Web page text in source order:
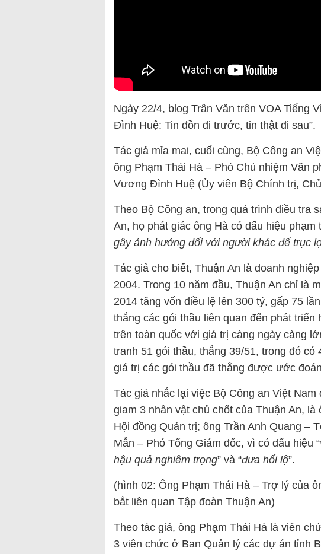
Ngày 22/4, blog Trân Văn trên VOA Tiếng
Đình Huệ: Tin đồn đi trước, tin thật đi sau”.
Tác giả mỉa mai, cuối cùng, Bộ Công an
ông Phạm Thái Hà – Phó Chủ nhiệm Văn
Vương Đình Huệ (Ủy viên Bộ Chính trị,
Theo Bộ Công an, trong quá trình điều tra
An, họ phát giác ông Hà có dấu hiệu phạm
gây ảnh hưởng đối với người khác để trục
Tác giả cho biết, Thuận An là doanh
2004. Trong 10 năm đầu, Thuận An chỉ là
2014 tăng vốn điều lệ lên 300 tỷ, gấp 75
thắng các gói thầu liên quan đến phát
trên toàn quốc với giá trị càng ngày càng
tranh 51 gói thầu, thắng 39/51, trong đó
giá trị các gói thầu đã thắng được ước
Tác giả nhắc lại việc Bộ Công an Việt
giam 3 nhân vật chủ chốt của Thuận An,
Hội đồng Quản trị; ông Trần Anh Quang –
Mẫn – Phó Tổng Giám đốc, vì có dấu hiệu “
hậu quả nghiêm trọng” và “đưa hối lộ”.
(hình 02: Ông Phạm Thái Hà – Trợ lý của
bắt liên quan Tập đoàn Thuận An)
Theo tác giả, ông Phạm Thái Hà là viên
3 viên chức ở Ban Quản lý các dự án tỉnh